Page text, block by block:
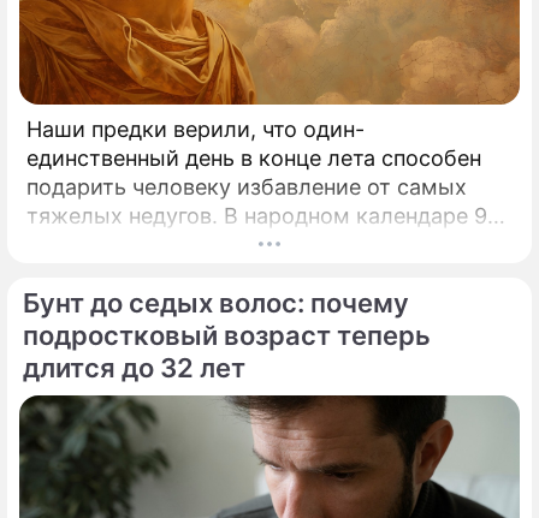
Наши предки верили, что один-
единственный день в конце лета способен
подарить человеку избавление от самых
тяжелых недугов. В народном календаре 9
августа занимает особое, почти
Бунт до седых волос: почему
подростковый возраст теперь
длится до 32 лет